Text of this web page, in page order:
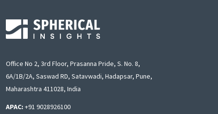
Office No 2, 3rd Floor, Prasanna Pride, S. No. 8,
6A/1B/2A, Saswad RD, Satavwadi, Hadapsar, Pune,
Maharashtra 411028, India
APAC: +91 9028926100